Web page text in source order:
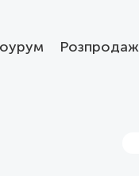
Розпродаж